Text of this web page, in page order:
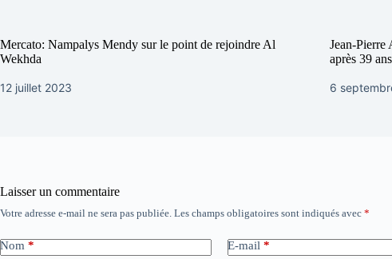
Mercato: Nampalys Mendy sur le point de rejoindre Al
Wekhda
12 juillet 2023
Jean-Pierre
après 39
6
Laisser un commentaire
Votre adresse e-mail ne sera pas publiée. Les champs obligatoires sont indiqués avec *
Nom * E-mail *